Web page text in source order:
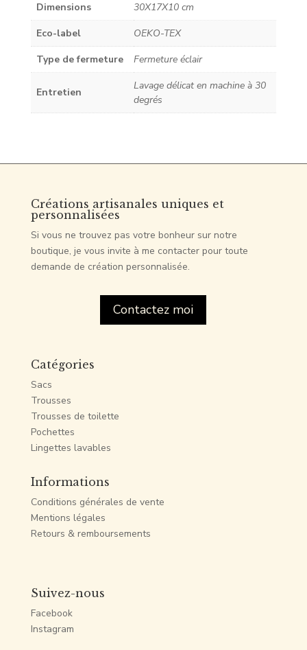
Dimensions
30X17X10 cm
Eco-label
OEKO-TEX
Type de fermeture
Fermeture éclair
Entretien
Lavage délicat en machine à 30
degrés
Créations artisanales uniques et
personnalisées
Si vous ne trouvez pas votre bonheur sur notre
boutique, je vous invite à me contacter pour toute
demande de création personnalisée.
Contactez moi
Catégories
Sacs
Trousses
Trousses de toilette
Pochettes
Lingettes lavables
Informations
Conditions générales de vente
Mentions légales
Retours & remboursements
Suivez-nous
Facebook
Instagram